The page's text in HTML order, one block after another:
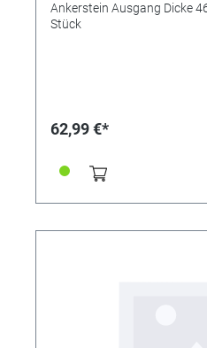
Ankerstein Ausgang Dicke
Stück
62,99 €*